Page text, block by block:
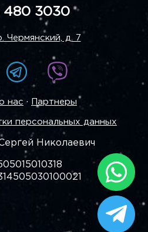
480 3030
Чермянский, д. 7
нас · Партнеры
персональных данных
Николаевич